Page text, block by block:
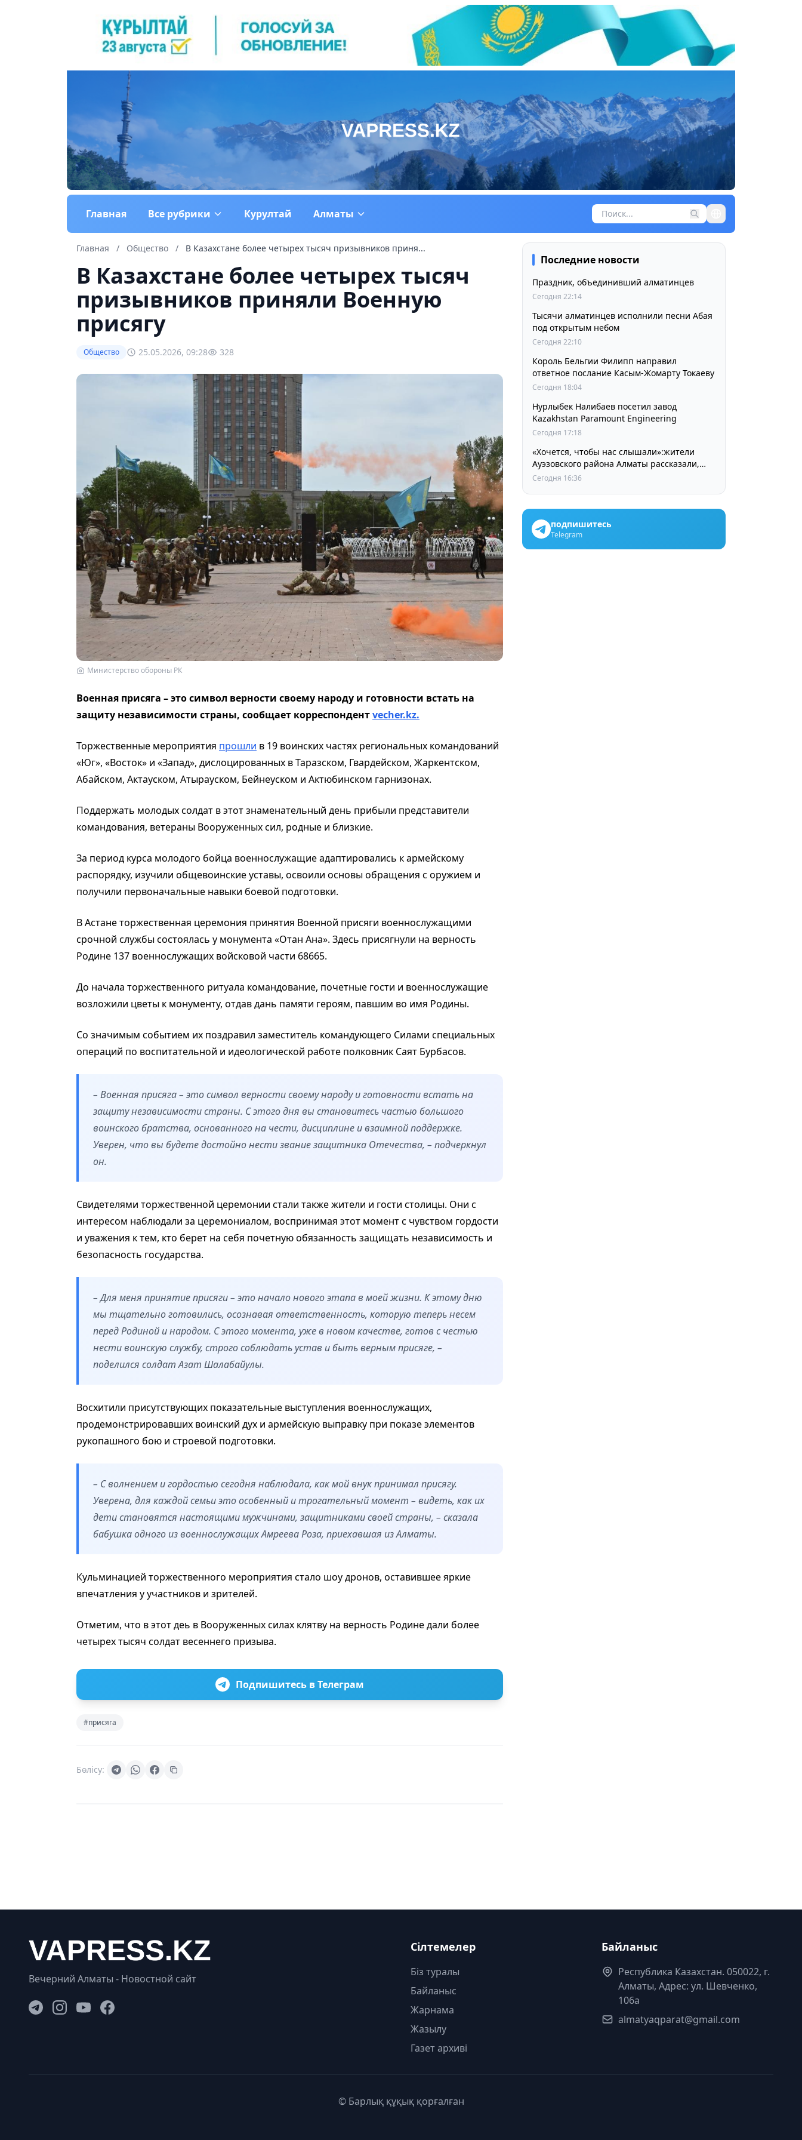
Главная Все рубрики Курултай Алматы
Главная / Общество / В Казахстане более четырех тысяч призывников приня...
В Казахстане более четырех тысяч
призывников приняли Военную
присягу
Общество 25.05.2026, 09:28 328
Министерство обороны РК
Военная присяга – это символ верности своему народу и готовности встать на
защиту независимости страны, сообщает корреспондентvecher.kz.
Торжественные мероприятия прошли в 19 воинских частях региональных командований
«Юг», «Восток» и «Запад», дислоцированных в Таразском, Гвардейском, Жаркентском,
Абайском, Актауском, Атырауском, Бейнеуском и Актюбинском гарнизонах.
Поддержать молодых солдат в этот знаменательный день прибыли представители
командования, ветераны Вооруженных сил, родные и близкие.
За период курса молодого бойца военнослужащие адаптировались к армейскому
распорядку, изучили общевоинские уставы, освоили основы обращения с оружием и
получили первоначальные навыки боевой подготовки.
В Астане торжественная церемония принятия Военной присяги военнослужащими
срочной службы состоялась у монумента «Отан Ана». Здесь присягнули на верность
Родине 137 военнослужащих войсковой части 68665.
До начала торжественного ритуала командование, почетные гости и военнослужащие
возложили цветы к монументу, отдав дань памяти героям, павшим во имя Родины.
Со значимым событием их поздравил заместитель командующего Силами специальных
операций по воспитательной и идеологической работе полковник Саят Бурбасов.
– Военная присяга – это символ верности своему народу и готовности встать на
защиту независимости страны. С этого дня вы становитесь частью большого
воинского братства, основанного на чести, дисциплине и взаимной поддержке.
Уверен, что вы будете достойно нести звание защитника Отечества, – подчеркнул
он.
Свидетелями торжественной церемонии стали также жители и гости столицы. Они с
интересом наблюдали за церемониалом, воспринимая этот момент с чувством гордости
и уважения к тем, кто берет на себя почетную обязанность защищать независимость и
безопасность государства.
– Для меня принятие присяги – это начало нового этапа в моей жизни. К этому дню
мы тщательно готовились, осознавая ответственность, которую теперь несем
перед Родиной и народом. С этого момента, уже в новом качестве, готов с честью
нести воинскую службу, строго соблюдать устав и быть верным присяге, –
поделился солдат Азат Шалабайулы.
Восхитили присутствующих показательные выступления военнослужащих,
продемонстрировавших воинский дух и армейскую выправку при показе элементов
рукопашного бою и строевой подготовки.
– С волнением и гордостью сегодня наблюдала, как мой внук принимал присягу.
Уверена, для каждой семьи это особенный и трогательный момент – видеть, как их
дети становятся настоящими мужчинами, защитниками своей страны, – сказала
бабушка одного из военнослужащих Амреева Роза, приехавшая из Алматы.
Кульминацией торжественного мероприятия стало шоу дронов, оставившее яркие
впечатления у участников и зрителей.
Отметим, что в этот деь в Вооруженных силах клятву на верность Родине дали более
четырех тысяч солдат весеннего призыва.
Подпишитесь в Телеграм
#присяга
Бөлісу:
Последние новости
Праздник, объединивший алматинцев
Сегодня 22:14
Тысячи алматинцев исполнили песни Абая
под открытым небом
Сегодня 22:10
Король Бельгии Филипп направил
ответное послание Касым-Жомарту Токаеву
Сегодня 18:04
Нурлыбек Налибаев посетил завод
Kazakhstan Paramount Engineering
Сегодня 17:18
«Хочется, чтобы нас слышали»:жители
Ауэзовского района Алматы рассказали,
чего ждут от выборов депутатов Курултая
Сегодня 16:36
подпишитесь
Telegram
Вечерний Алматы - Новостной сайт
Сілтемелер
Біз туралы
Байланыс
Жарнама
Жазылу
Газет архиві
Байланыс
Республика Казахстан. 050022, г.
Алматы, Адрес: ул. Шевченко,
106а
almatyaqparat@gmail.com
© Барлық құқық қорғалған